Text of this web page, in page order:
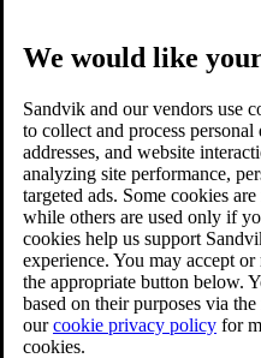
We would like
Sandvik and our vendors use
to collect and process
addresses, and website
analyzing site performance,
targeted ads. Some cookies
while others are used only if
cookies help us support
experience. You may accept
the appropriate button below.
based on their purposes via
ourcookie privacy policy for
cookies.